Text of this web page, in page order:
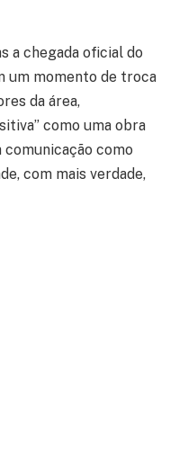
a chegada oficial do
um momento de troca
da área,
como uma obra
como
com mais verdade,